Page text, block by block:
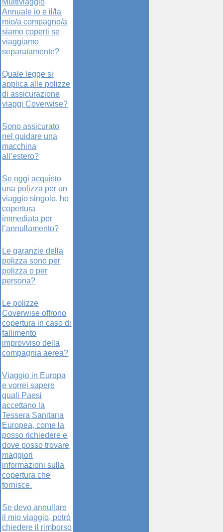
Multiviaggio
Annuale io e il/la
mio/a compagno/a
siamo coperti se
viaggiamo
separatamente?
Quale legge si
applica alle polizze
di assicurazione
viaggi Coverwise?
Sono assicurato
nel guidare una
macchina
all’estero?
Se oggi acquisto
una polizza per un
viaggio singolo, ho
copertura
immediata per
l’annullamento?
Le garanzie della
polizza sono per
polizza o per
persona?
Le polizze
Coverwise offrono
copertura in caso di
fallimento
improvviso della
compagnia aerea?
Viaggio in Europa
e vorrei sapere
quali Paesi
accettano la
Tessera Sanitaria
Europea, come la
posso richiedere e
dove posso trovare
maggiori
informazioni sulla
copertura che
fornisce.
Se devo annullare
il mio viaggio, potrò
chiedere il rimborso